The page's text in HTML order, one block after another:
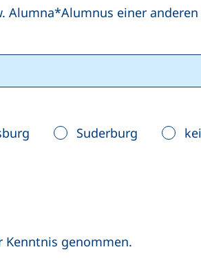
einer anderen
Suderburg
der folgenden Felder ist
Kenntnis genommen.